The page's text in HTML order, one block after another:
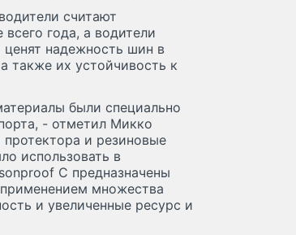
считают
года, а водители
надежность шин в
также их устойчивость к
были специально
- отметил Микко
и резиновые
использовать в
C предназначены
множества
и увеличенные ресурс и